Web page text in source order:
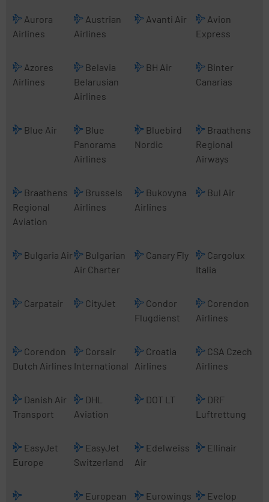
Aurora
Airlines
Austrian
Airlines
Avanti Air
Avion
Express
Azores
Airlines
Belavia
Belarusian
Airlines
BH Air
Binter
Canarias
Blue Air
Blue
Panorama
Airlines
Bluebird
Nordic
Braathens
Regional
Airways
Braathens
Regional
Aviation
Brussels
Airlines
Bukovyna
Airlines
Bul Air
Bulgaria Air
Bulgarian
Air Charter
Canary Fly
Cargolux
Italia
Carpatair CityJet
Condor
Flugdienst
Corendon
Airlines
Corendon
Dutch Airlines
Corsair
International
Croatia
Airlines
CSA Czech
Airlines
Danish Air
Transport
DHL
Aviation
DOT LT
DRF
Luftrettung
EasyJet
Europe
EasyJet
Switzerland
Edelweiss
Air
Ellinair
European
Eurowings
Evelop